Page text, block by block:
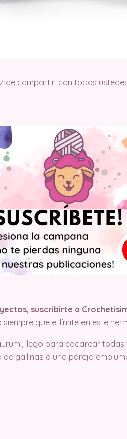
de compartir, con todos
suscribirte a
siempre que el límite en este
llego para cacarear
gallinas o una pareja